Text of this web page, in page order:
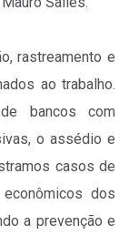
rastreamento e
ao trabalho.
bancos com
o assédio e
casos de
dos
a prevenção e